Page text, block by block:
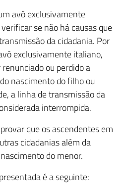
avô exclusivamente
se não há causas que
da cidadania. Por
exclusivamente italiano,
ou perdido a
nascimento do filho ou
a linha de transmissão da
interrompida.
que os ascendentes em
cidadanias além da
do menor.
é a seguinte: